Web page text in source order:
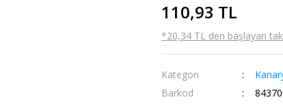
110,93 TL
*20,34 TL den başlayan
Kategori
Barkod